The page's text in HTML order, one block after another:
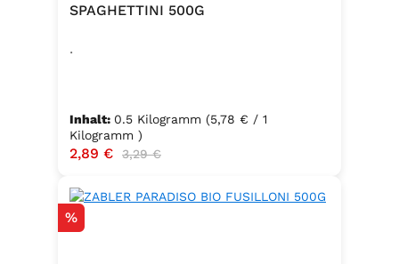
SPAGHETTINI 500G
.
Inhalt: 0.5 Kilogramm (5,78 € / 1
Kilogramm )
Verkaufspreis:
2,89 € Regulärer Preis:
3,29 €
Rabatt
%